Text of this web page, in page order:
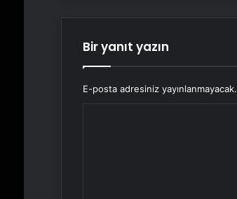
Bir yanıt yazın
E-posta adresiniz yayınlanmayacak.